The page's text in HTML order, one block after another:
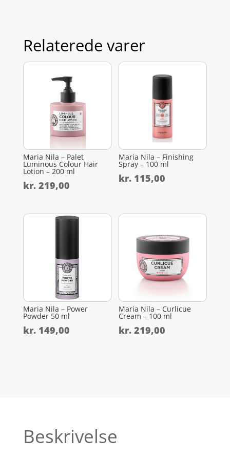
Relaterede varer
Maria Nila – Palet
Luminous Colour Hair
Lotion – 200 ml
kr.219,00
Maria Nila – Finishing
Spray – 100 ml
kr. 115,00
Maria Nila – Power
Powder 50 ml
kr.149,00
Maria Nila – Curlicue
Cream – 100 ml
kr. 219,00
Beskrivelse